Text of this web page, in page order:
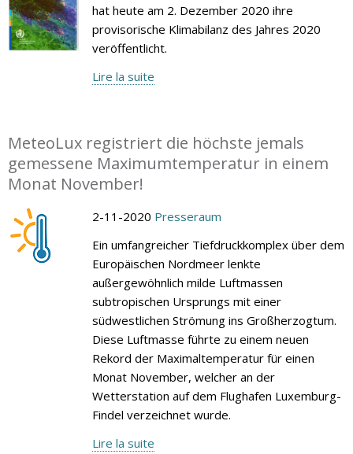
hat heute am 2. Dezember 2020 ihre
provisorische Klimabilanz des Jahres 2020
veröffentlicht.
Lire la suite
MeteoLux registriert die höchste jemals
gemessene Maximumtemperatur in einem
Monat November!
2-11-2020 Presseraum
Ein umfangreicher Tiefdruckkomplex über dem
Europäischen Nordmeer lenkte
außergewöhnlich milde Luftmassen
subtropischen Ursprungs mit einer
südwestlichen Strömung ins Großherzogtum.
Diese Luftmasse führte zu einem neuen
Rekord der Maximaltemperatur für einen
Monat November, welcher an der
Wetterstation auf dem Flughafen Luxemburg-
Findel verzeichnet wurde.
Lire la suite